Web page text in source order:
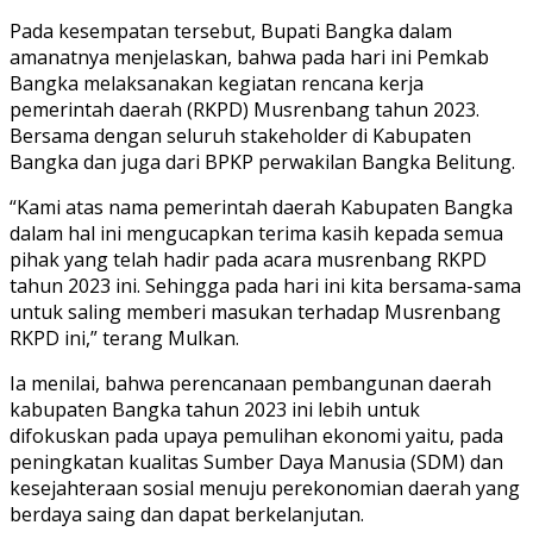
Pada kesempatan tersebut, Bupati Bangka dalam
amanatnya menjelaskan, bahwa pada hari ini Pemkab
Bangka melaksanakan kegiatan rencana kerja
pemerintah daerah (RKPD) Musrenbang tahun 2023.
Bersama dengan seluruh stakeholder di Kabupaten
Bangka dan juga dari BPKP perwakilan Bangka Belitung.
“Kami atas nama pemerintah daerah Kabupaten Bangka
dalam hal ini mengucapkan terima kasih kepada semua
pihak yang telah hadir pada acara musrenbang RKPD
tahun 2023 ini. Sehingga pada hari ini kita bersama-sama
untuk saling memberi masukan terhadap Musrenbang
RKPD ini,” terang Mulkan.
Ia menilai, bahwa perencanaan pembangunan daerah
kabupaten Bangka tahun 2023 ini lebih untuk
difokuskan pada upaya pemulihan ekonomi yaitu, pada
peningkatan kualitas Sumber Daya Manusia (SDM) dan
kesejahteraan sosial menuju perekonomian daerah yang
berdaya saing dan dapat berkelanjutan.